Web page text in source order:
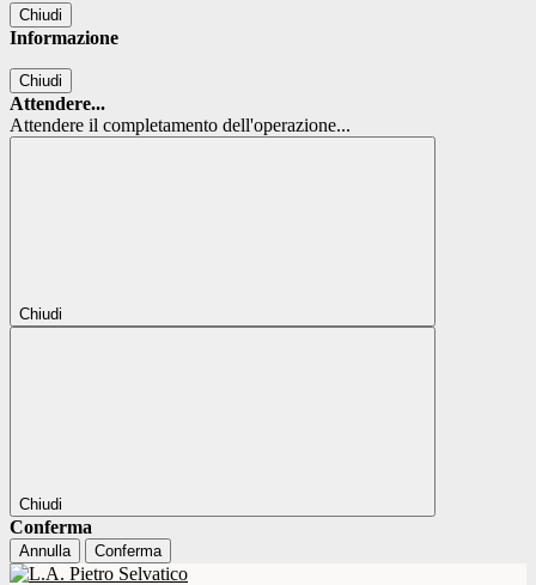
Chiudi
Informazione
Chiudi
Attendere...
Attendere il completamento dell'operazione...
Chiudi
Chiudi
Conferma
Annulla Conferma